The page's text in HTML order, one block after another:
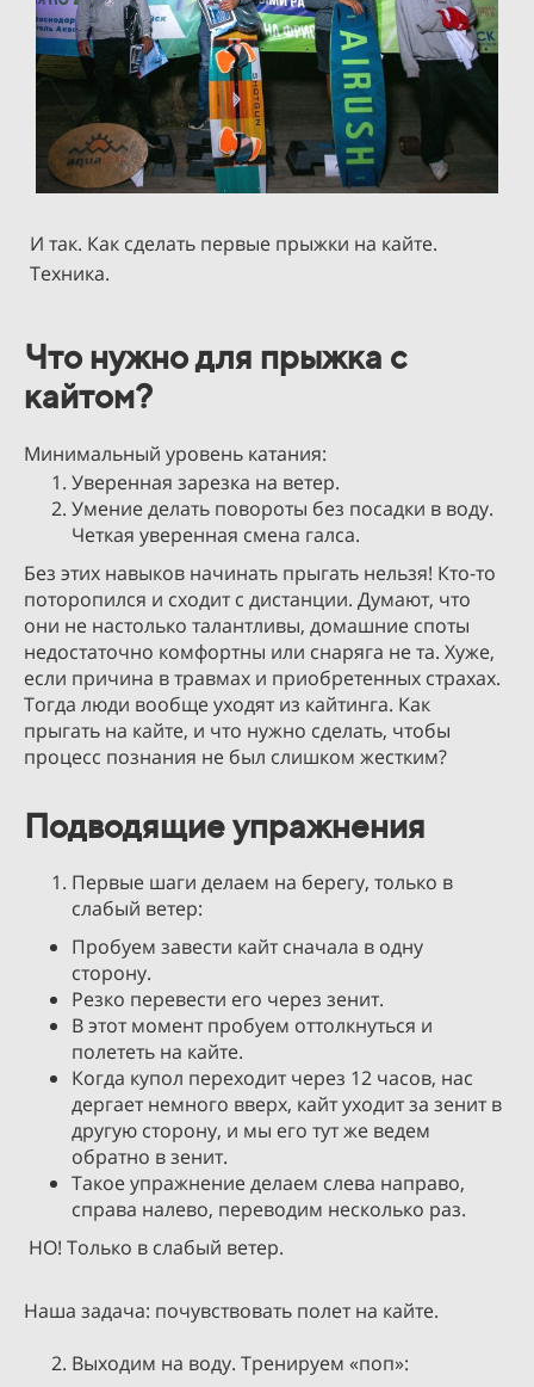
И так. Как сделать первые прыжки на кайте.
Техника. ​​​​
Что нужно для прыжка с
кайтом?
Минимальный уровень катания:
Уверенная зарезка на ветер.
Умение делать повороты без посадки в воду.
Четкая уверенная смена галса.
Без этих навыков начинать прыгать нельзя! Кто-то
поторопился и сходит с дистанции. Думают, что
они не настолько талантливы, домашние споты
недостаточно комфортны или снаряга не та. Хуже,
если причина в травмах и приобретенных страхах.
Тогда люди вообще уходят из кайтинга. Как
прыгать на кайте, и что нужно сделать, чтобы
процесс познания не был слишком жестким?
Подводящие упражнения
Первые шаги делаем на берегу, только в
слабый ветер:
Пробуем завести кайт сначала в одну
сторону.
Резко перевести его через зенит.
В этот момент пробуем оттолкнуться и
полететь на кайте.
Когда купол переходит через 12 часов, нас
дергает немного вверх, кайт уходит за зенит в
другую сторону, и мы его тут же ведем
обратно в зенит.
Такое упражнение делаем слева направо,
справа налево, переводим несколько раз.
НО! Только в слабый ветер.
Наша задача: почувствовать полет на кайте.
Выходим на воду. Тренируем «поп»: